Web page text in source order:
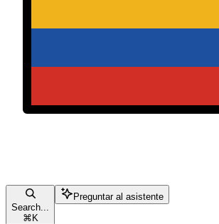
Search...
⌘ K
Preguntar al asistente